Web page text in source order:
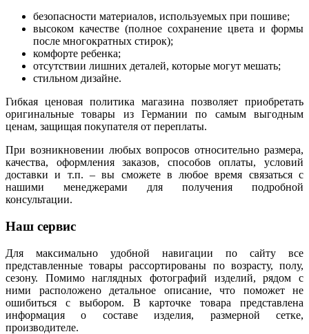
безопасности материалов, используемых при пошиве;
высоком качестве (полное сохранение цвета и формы
после многократных стирок);
комфорте ребенка;
отсутствии лишних деталей, которые могут мешать;
стильном дизайне.
Гибкая ценовая политика магазина позволяет приобретать
оригинальные товары из Германии по самым выгодным
ценам, защищая покупателя от переплаты.
При возникновении любых вопросов относительно размера,
качества, оформления заказов, способов оплаты, условий
доставки и т.п. – вы сможете в любое время связаться с
нашими менеджерами для получения подробной
консультации.
Наш сервис
Для максимально удобной навигации по сайту все
представленные товары рассортированы по возрасту, полу,
сезону. Помимо наглядных фотографий изделий, рядом с
ними расположено детальное описание, что поможет не
ошибиться с выбором. В карточке товара представлена
информация о составе изделия, размерной сетке,
производителе.